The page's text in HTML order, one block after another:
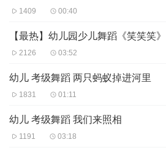
1409 00:40
【最热】幼儿园少儿舞蹈《笑笑笑》
2126 03:52
幼儿 考级舞蹈 两只蚂蚁掉进河里
1831 01:11
幼儿 考级舞蹈 我们来照相
1191 03:18